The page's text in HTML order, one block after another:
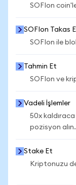
SOFIon
SOFIon Takas
SOFIon ile
Tahmin Et
SOFIon ve
Vadeli İşlemler
50x
pozisyon alın.
Stake Et
Kriptonuzu